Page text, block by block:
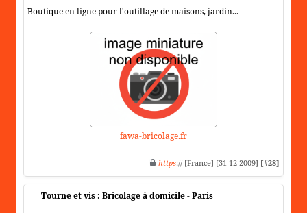
Boutique en ligne pour l'outillage de maisons, jardin...
fawa-bricolage.fr
https:// [France] [31-12-2009] [#28]
Tourne et vis : Bricolage à domicile - Paris